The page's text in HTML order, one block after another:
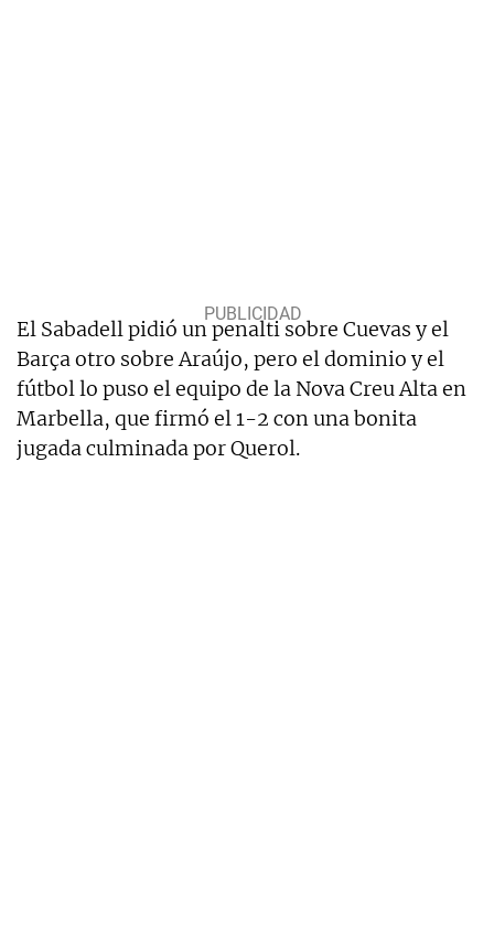
El Sabadell pidió un penalti sobre Cuevas y el
Barça otro sobre Araújo, pero el dominio y el
fútbol lo puso el equipo de la Nova Creu Alta en
Marbella, que firmó el 1-2 con una bonita
jugada culminada por Querol.